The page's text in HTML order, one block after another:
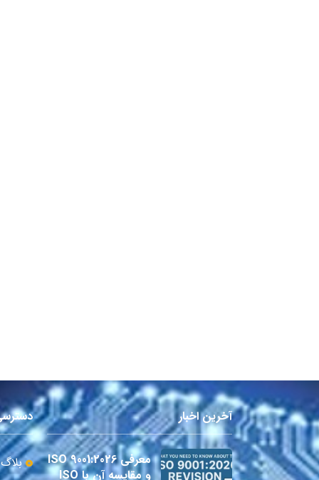
آخرین اخبار
معرفی ISO 9001:2026
و مقایسه آن با ISO
بلاگ